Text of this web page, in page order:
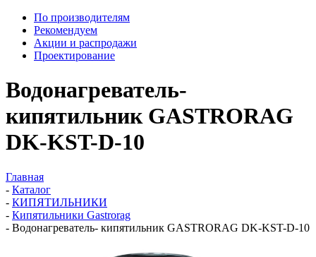
По производителям
Рекомендуем
Акции и распродажи
Проектирование
Водонагреватель-
кипятильник GASTRORAG
DK-KST-D-10
Главная
- Каталог
- КИПЯТИЛЬНИКИ
- Кипятильники Gastrorag
- Водонагреватель- кипятильник GASTRORAG DK-KST-D-10